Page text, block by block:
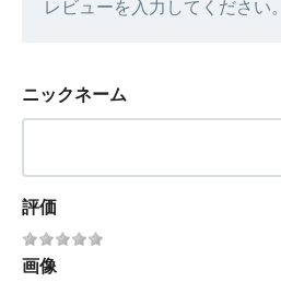
レビューを入力してください。
ニックネーム
評価
画像